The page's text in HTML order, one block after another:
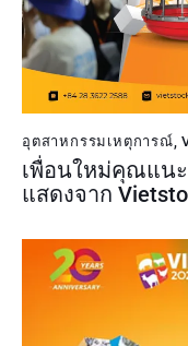
อุตสาหกรรมเหตุการณ์ ,
เพื่อนใหม่คุณแน
แสดงจาก